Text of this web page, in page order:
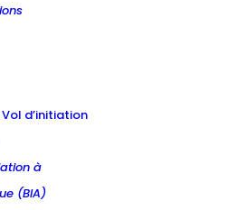
d’initiation
à
(BIA)